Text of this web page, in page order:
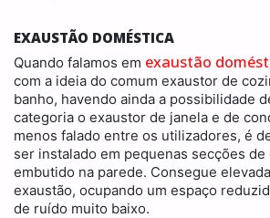
EXAUSTÃO DOMÉSTICA
Quando falamos em exaustão
com a ideia do comum exaustor de
banho, havendo ainda a possibilidade
categoria o exaustor de janela e de
menos falado entre os utilizadores, é
ser instalado em pequenas secções de
embutido na parede. Consegue
exaustão, ocupando um espaço
de ruído muito baixo.